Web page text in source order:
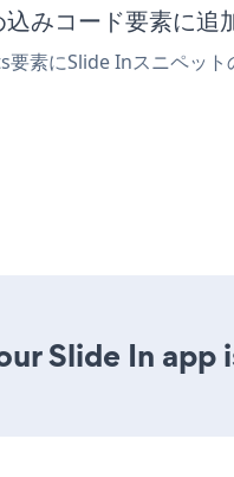
みコード要素に追
素にSlide Inスニペッ
Slide In app